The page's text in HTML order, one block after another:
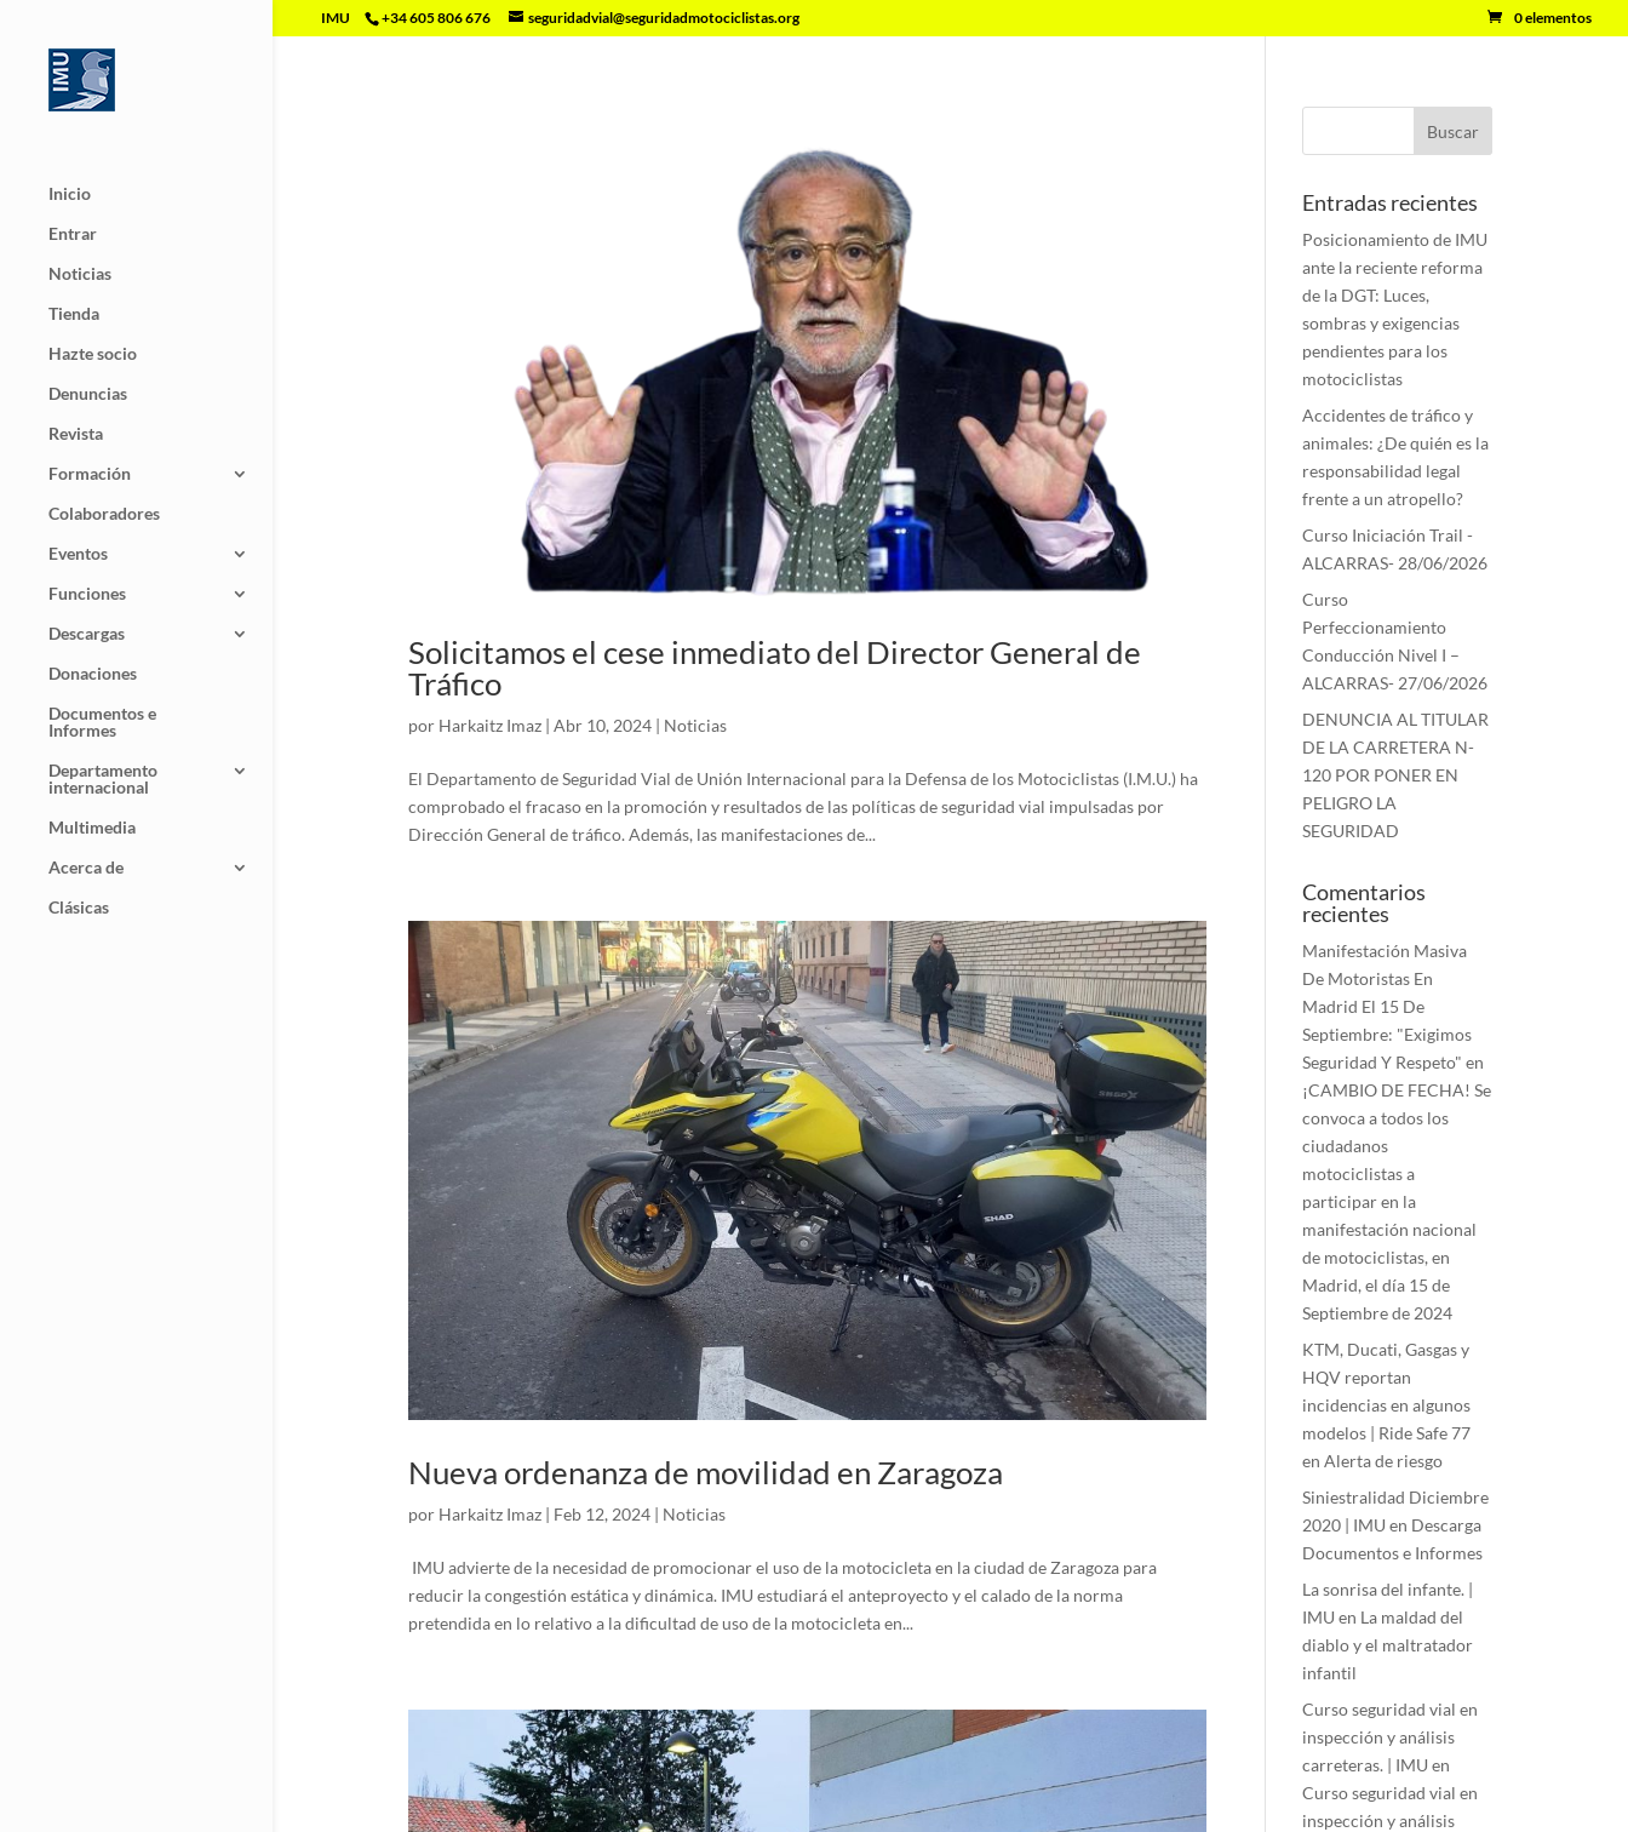
IMU +34 605 806 676 seguridadvial@seguridadmotociclistas.org 0 elementos
Inicio
Entrar
Noticias
Tienda
Hazte socio
Denuncias
Revista
Formación
Colaboradores
Eventos
Funciones
Descargas
Donaciones
Documentos e
Informes
Departamento
internacional
Multimedia
Acerca de
Clásicas
Solicitamos el cese inmediato del Director General de
Tráfico
por Harkaitz Imaz| Abr 10, 2024| Noticias
El Departamento de Seguridad Vial de Unión Internacional para la Defensa de los Motociclistas (I.M.U.) ha
comprobado el fracaso en la promoción y resultados de las políticas de seguridad vial impulsadas por
Dirección General de tráfico. Además, las manifestaciones de...
Nueva ordenanza de movilidad en Zaragoza
por Harkaitz Imaz| Feb 12, 2024| Noticias
IMU advierte de la necesidad de promocionar el uso de la motocicleta en la ciudad de Zaragoza para
reducir la congestión estática y dinámica. IMU estudiará el anteproyecto y el calado de la norma
pretendida en lo relativo a la dificultad de uso de la motocicleta en...
Entradas recientes
Posicionamiento de IMU
ante la reciente reforma
de la DGT: Luces,
sombras y exigencias
pendientes para los
motociclistas
Accidentes de tráfico y
animales: ¿De quién es la
responsabilidad legal
frente a un atropello?
Curso Iniciación Trail -
ALCARRAS- 28/06/2026
Curso
Perfeccionamiento
Conducción Nivel I –
ALCARRAS- 27/06/2026
DENUNCIA AL TITULAR
DE LA CARRETERA N-
120 POR PONER EN
PELIGRO LA
SEGURIDAD
Comentarios
recientes
Manifestación Masiva
De Motoristas En
Madrid El 15 De
Septiembre: "Exigimos
Seguridad Y Respeto" en
¡CAMBIO DE FECHA! Se
convoca a todos los
ciudadanos
motociclistas a
participar en la
manifestación nacional
de motociclistas, en
Madrid, el día 15 de
Septiembre de 2024
KTM, Ducati, Gasgas y
HQV reportan
incidencias en algunos
modelos | Ride Safe 77
enAlerta de riesgo
Siniestralidad Diciembre
2020 | IMU en Descarga
Documentos e Informes
La sonrisa del infante. |
IMU en La maldad del
diablo y el maltratador
infantil
Curso seguridad vial en
inspección y análisis
carreteras. | IMU en
Curso seguridad vial en
inspección y análisis